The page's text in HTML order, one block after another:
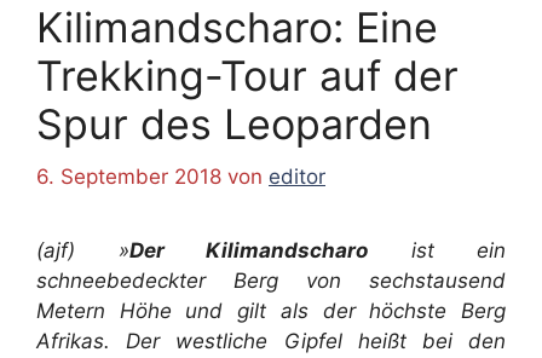
Kilimandscharo: Eine
Trekking-Tour auf der
Spur des Leoparden
6. September 2018 von editor
(ajf) »Der Kilimandscharo ist ein
schneebedeckter Berg von sechstausend
Metern Höhe und gilt als der höchste Berg
Afrikas. Der westliche Gipfel heißt bei den